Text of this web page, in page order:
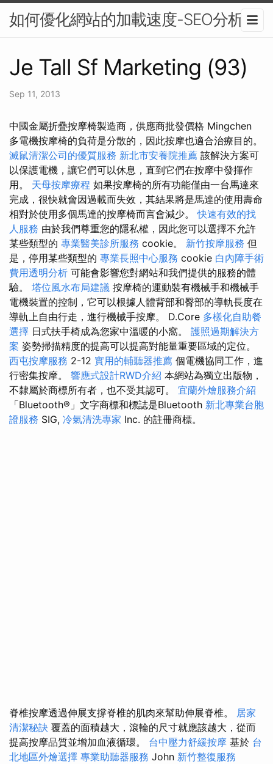
如何優化網站的加載速度-SEO分析
Je Tall Sf Marketing (93)
Sep 11, 2013
中國金屬折疊按摩椅製造商，供應商批發價格 Mingchen
多電機按摩椅的負荷是分散的，因此按摩也適合治療目的。
滅鼠清潔公司的優質服務 新北市安養院推薦 該解決方案可
以保護電機，讓它們可以休息，直到它們在按摩中發揮作
用。 天母按摩療程 如果按摩椅的所有功能僅由一台馬達來
完成，很快就會因過載而失效，其結果將是馬達的使用壽命
相對於使用多個馬達的按摩椅而言會減少。快速有效的找
人服務 由於我們尊重您的隱私權，因此您可以選擇不允許
某些類型的 專業醫美診所服務 cookie。 新竹按摩服務 但
是，停用某些類型的 專業長照中心服務 cookie 白內障手術
費用透明分析 可能會影響您對網站和我們提供的服務的體
驗。 塔位風水布局建議 按摩椅的運動裝有機械手和機械手
電機裝置的控制，它可以根據人體背部和臀部的導軌長度在
導軌上自由行走，進行機械手按摩。 D.Core 多樣化自助餐
選擇 日式扶手椅成為您家中溫暖的小窩。 護照過期解決方
案 姿勢掃描精度的提高可以提高對能量重要區域的定位。
西屯按摩服務 2-12 實用的輔聽器推薦 個電機協同工作，進
行密集按摩。 響應式設計RWD介紹 本網站為獨立出版物，
不隸屬於商標所有者，也不受其認可。 宜蘭外燴服務介紹
「Bluetooth®」文字商標和標誌是Bluetooth 新北專業台胞
證服務 SIG, 冷氣清洗專家 Inc. 的註冊商標。
脊椎按摩透過伸展支撐脊椎的肌肉來幫助伸展脊椎。 居家
清潔秘訣 覆蓋的面積越大，滾輪的尺寸就應該越大，從而
提高按摩品質並增加血液循環。 台中壓力舒緩按摩 基於 台
北地區外燴選擇 專業助聽器服務 John 新竹整復服務